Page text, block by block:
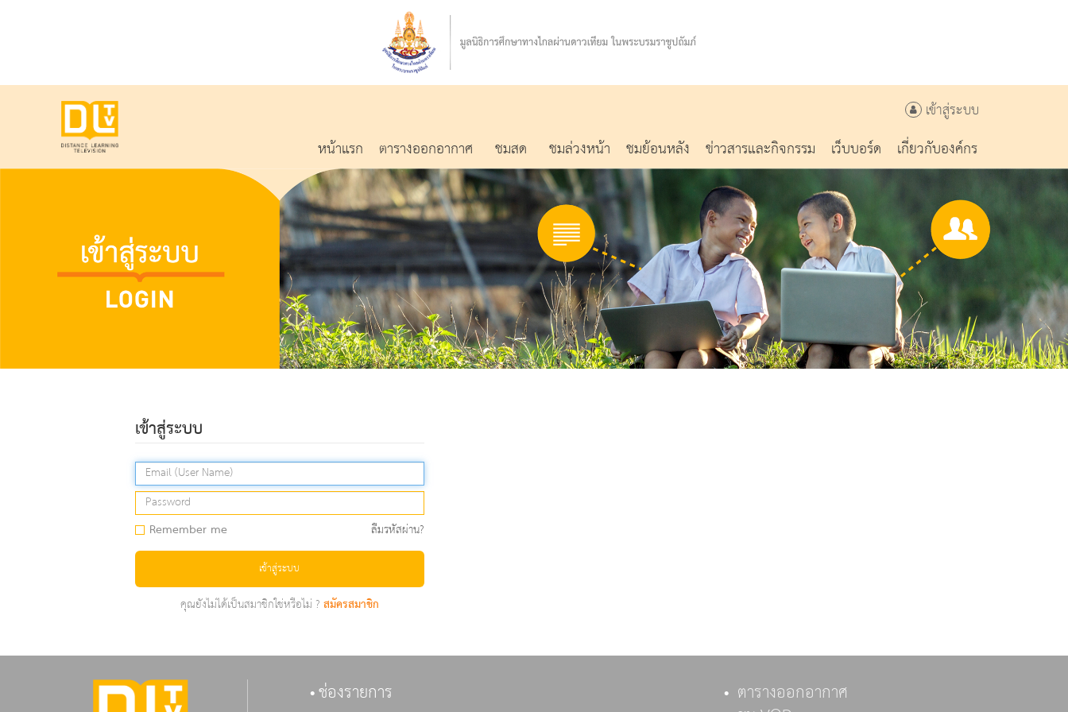
เข้าสู่ระบบ
หน้าแรก ตารางออกอากาศ ชมสด ชมล่วงหน้า ชมย้อนหลัง ข่าวสารและกิจกรรม เว็บบอร์ด เกี่ยวกับองค์กร
เข้าสู่ระบบ
Remember me ลืมรหัสผ่าน?
เข้าสู่ระบบ
คุณยังไม่ได้เป็นสมาชิกใช่หรือไม่ ?สมัครสมาชิก
ช่องรายการ ตารางออกอากาศ